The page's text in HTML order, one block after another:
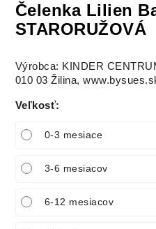
Čelenka Lilien
STARORUŽOVÁ
Výrobca: KINDER
010 03 Žilina,
Veľkosť:
0-3 mesiace
3-6 mesiacov
6-12 mesiacov